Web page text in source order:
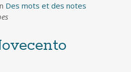
Des mots et des notes